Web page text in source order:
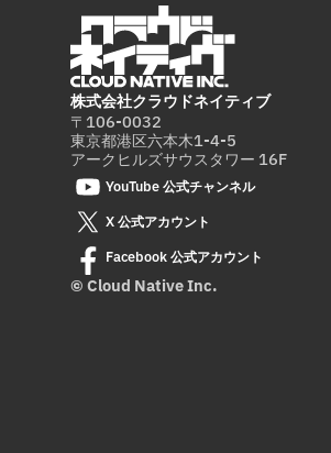
株式会社クラウドネイティブ
〒106-0032
東京都港区六本木1-4-5
アークヒルズサウスタワー 16F
YouTube 公式チャンネル
X 公式アカウント
Facebook 公式アカウント
© Cloud Native Inc.